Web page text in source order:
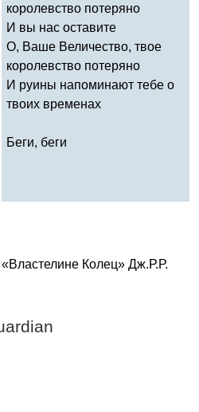
королевство потеряно
И вы нас оставите
О, Ваше Величество, твое
королевство потеряно
И руины напоминают тебе о
твоих временах
Беги, беги
Колец» Дж.Р.Р.